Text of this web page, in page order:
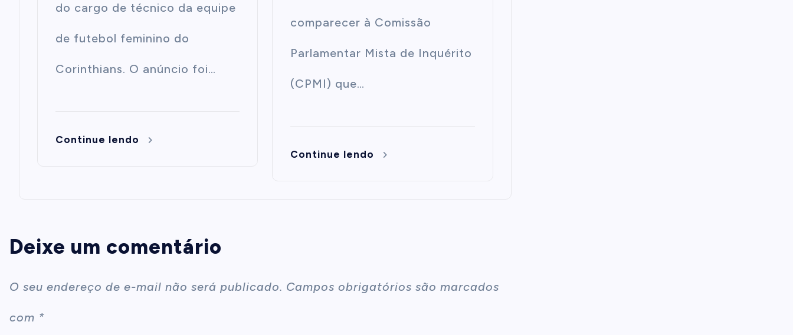
do cargo de técnico da equipe
de futebol feminino do
Corinthians. O anúncio foi…
Continue lendo
comparecer à Comissão
Parlamentar Mista de Inquérito
(CPMI) que…
Continue lendo
Deixe um comentário
O seu endereço de e-mail não será publicado. Campos obrigatórios são marcados
com *